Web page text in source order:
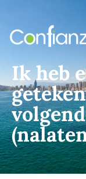
Ik heb